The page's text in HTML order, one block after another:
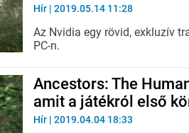
Hír | 2019.05.14 11:28
Az Nvidia egy rövid, exkluzív
PC-n.
Ancestors: The
amit a játékról első
Hír | 2019.04.04 18:33